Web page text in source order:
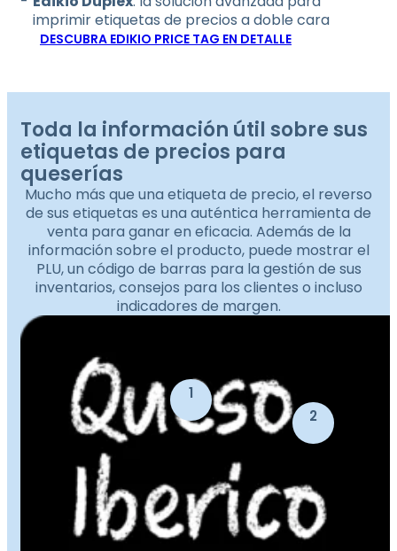
imprimir etiquetas de precios a doble cara
DESCUBRA EDIKIO PRICE TAG EN DETALLE
Toda la información útil sobre sus
etiquetas de precios para
queserías
Mucho más que una etiqueta de precio, el reverso
de sus etiquetas es una auténtica herramienta de
venta para ganar en eficacia. Además de la
información sobre el producto, puede mostrar el
PLU, un código de barras para la gestión de sus
inventarios, consejos para los clientes o incluso
indicadores de margen.
1
2